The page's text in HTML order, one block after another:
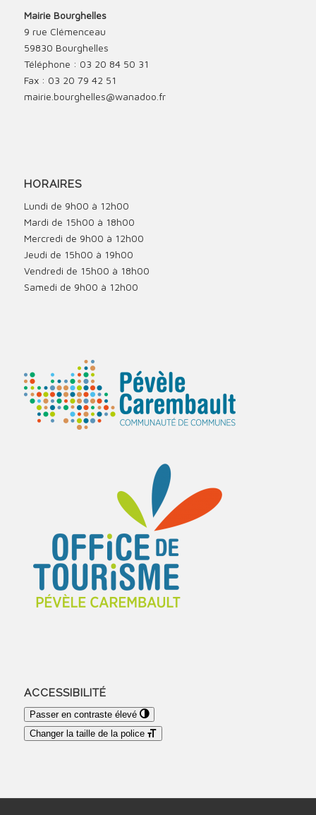
Mairie Bourghelles
9 rue Clémenceau
59830 Bourghelles
Téléphone : 03 20 84 50 31
Fax : 03 20 79 42 51
mairie.bourghelles@wanadoo.fr
HORAIRES
Lundi de 9h00 à 12h00
Mardi de 15h00 à 18h00
Mercredi de 9h00 à 12h00
Jeudi de 15h00 à 19h00
Vendredi de 15h00 à 18h00
Samedi de 9h00 à 12h00
ACCESSIBILITÉ
Passer en contraste élevé
Changer la taille de la police